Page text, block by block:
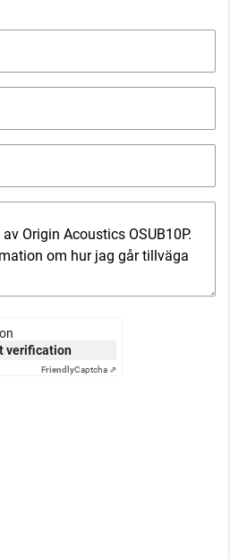
verification
FriendlyCaptcha ⇗